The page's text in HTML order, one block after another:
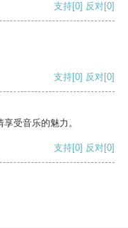
支持[0] 反对[0]
支持[0] 反对[0]
受音乐的魅力。
支持[0] 反对[0]